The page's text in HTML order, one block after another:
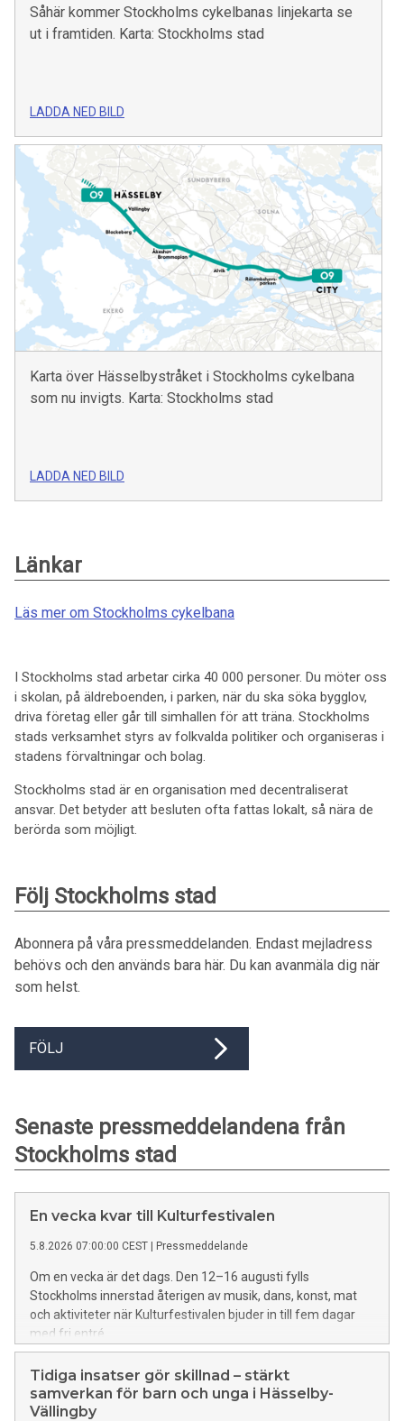
Såhär kommer Stockholms cykelbanas linjekarta se
ut i framtiden. Karta: Stockholms stad
LADDA NED BILD
Karta över Hässelbystråket i Stockholms cykelbana
som nu invigts. Karta: Stockholms stad
LADDA NED BILD
Länkar
Läs mer om Stockholms cykelbana
I Stockholms stad arbetar cirka 40 000 personer. Du möter oss
i skolan, på äldreboenden, i parken, när du ska söka bygglov,
driva företag eller går till simhallen för att träna. Stockholms
stads verksamhet styrs av folkvalda politiker och organiseras i
stadens förvaltningar och bolag.
Stockholms stad är en organisation med decentraliserat
ansvar. Det betyder att besluten ofta fattas lokalt, så nära de
berörda som möjligt.
Följ Stockholms stad
Abonnera på våra pressmeddelanden. Endast mejladress
behövs och den används bara här. Du kan avanmäla dig när
som helst.
FÖLJ
Senaste pressmeddelandena från
Stockholms stad
En vecka kvar till Kulturfestivalen
5.8.2026 07:00:00 CEST Pressmeddelande
Om en vecka är det dags. Den 12–16 augusti fylls
Stockholms innerstad återigen av musik, dans, konst, mat
och aktiviteter när Kulturfestivalen bjuder in till fem dagar
med fri entré.
Tidiga insatser gör skillnad – stärkt
samverkan för barn och unga i Hässelby-
Vällingby